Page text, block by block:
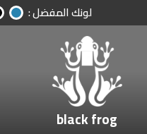
لونك المفضل :
black frog